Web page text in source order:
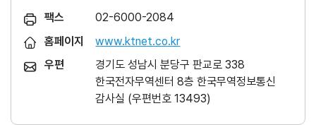
팩스
02-6000-2084
홈페이지
www.ktnet.co.kr
우편
경기도 성남시 분당구 판교로 338
한국전자무역센터 8층 한국무역정보통신
감사실 (우편번호 13493)